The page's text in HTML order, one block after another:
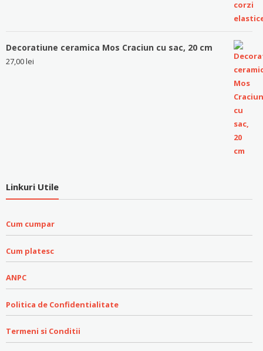
Decoratiune ceramica Mos Craciun cu sac, 20 cm
27,00lei
Linkuri Utile
Cum cumpar
Cum platesc
ANPC
Politica de Confidentialitate
Termeni si Conditii